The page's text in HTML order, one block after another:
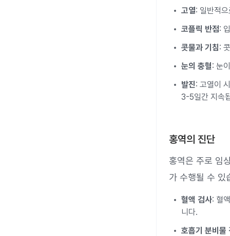
고열: 일반적
코플릭 반점:
콧물과 기침:
눈의 충혈: 눈
발진: 고열이
3-5일간 지속
홍역의 진단
홍역은 주로 임
가 수행될 수 있
혈액 검사: 혈
니다.
호흡기 분비물